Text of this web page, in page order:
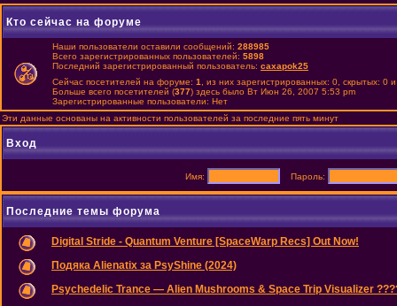
Кто сейчас на форуме
Наши пользователи оставили сообщений: 288985
Всего зарегистрированных пользователей: 5898
Последний зарегистрированный пользователь: caxapok25
Сейчас посетителей на форуме: 1
, из них зарегистрированных: 0, скрытых:
Больше всего посетителей (377) здесь было Вт Июн 26, 2007 5:53 pm
Зарегистрированные пользователи: Нет
Эти данные основаны на активности пользователей за последние пять минут
Вход
Имя: Пароль:
Последние темы форума
Digital Stride - Quantum Venture [SpaceWarp Recs] Out Now!
Подяка Alienatix за PsyShine (2024)
Psychedelic Trance — Alien Mushrooms & Space Trip Visualizer